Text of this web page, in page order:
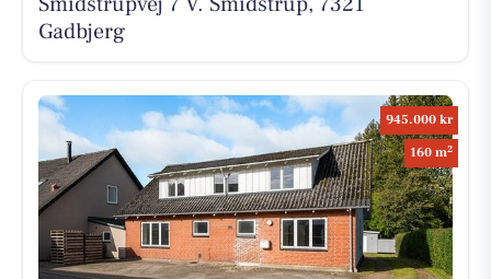
Gadbjerg
945.000 kr
160 m2